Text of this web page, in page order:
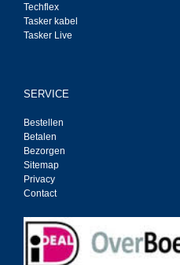
Techflex
Tasker kabel
Tasker Live
SERVICE
Bestellen
Betalen
Bezorgen
Sitemap
Privacy
Contact